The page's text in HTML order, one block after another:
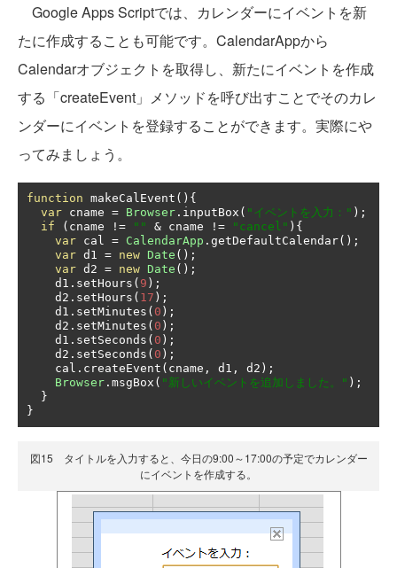
Google Apps Scriptでは、カレンダーにイベントを新
たに作成することも可能です。CalendarAppから
Calendarオブジェクトを取得し、新たにイベントを作成
する「createEvent」メソッドを呼び出すことでそのカレ
ンダーにイベントを登録することができます。実際にや
ってみましょう。
function makeCalEvent (){
var cname = Browser . inputBox ( "イベントを入力：" );
if
( cname != "" & cname != "cancel" ){
var cal = CalendarApp . getDefaultCalendar();
var d1 = new Date ();
var d2 = new Date ();
    d1
. setHours ( 9 );
    d2
. setHours ( 17 );
    d1
. setMinutes ( 0 );
    d2
. setMinutes ( 0 );
    d1
. setSeconds ( 0 );
    d2
. setSeconds ( 0 );
    cal
. createEvent ( cname , d1 , d2 );
Browser . msgBox ( "新しいイベントを追加しました。" );
}
}
図15 タイトルを入力すると、今日の9:00～17:00の予定でカレンダー
にイベントを作成する。